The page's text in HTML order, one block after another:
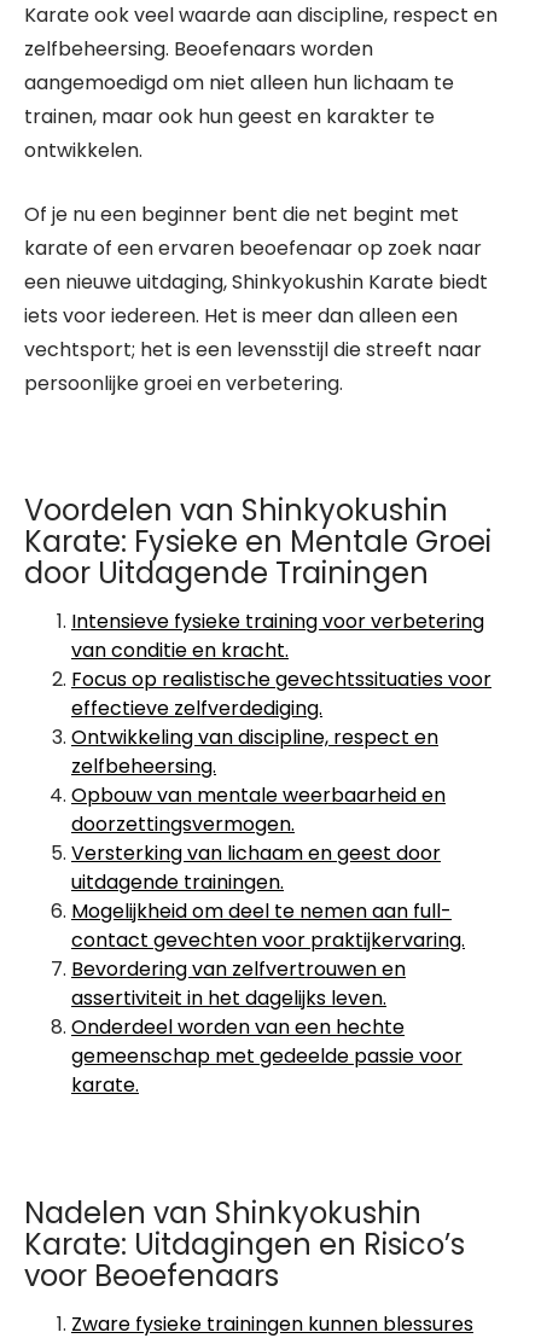
Karate ook veel waarde aan discipline, respect en
zelfbeheersing. Beoefenaars worden
aangemoedigd om niet alleen hun lichaam te
trainen, maar ook hun geest en karakter te
ontwikkelen.
Of je nu een beginner bent die net begint met
karate of een ervaren beoefenaar op zoek naar
een nieuwe uitdaging, Shinkyokushin Karate biedt
iets voor iedereen. Het is meer dan alleen een
vechtsport; het is een levensstijl die streeft naar
persoonlijke groei en verbetering.
Voordelen van Shinkyokushin
Karate: Fysieke en Mentale Groei
door Uitdagende Trainingen
Intensieve fysieke training voor verbetering
van conditie en kracht.
Focus op realistische gevechtssituaties voor
effectieve zelfverdediging.
Ontwikkeling van discipline, respect en
zelfbeheersing.
Opbouw van mentale weerbaarheid en
doorzettingsvermogen.
Versterking van lichaam en geest door
uitdagende trainingen.
Mogelijkheid om deel te nemen aan full-
contact gevechten voor praktijkervaring.
Bevordering van zelfvertrouwen en
assertiviteit in het dagelijks leven.
Onderdeel worden van een hechte
gemeenschap met gedeelde passie voor
karate.
Nadelen van Shinkyokushin
Karate: Uitdagingen en Risico’s
voor Beoefenaars
Zware fysieke trainingen kunnen blessures